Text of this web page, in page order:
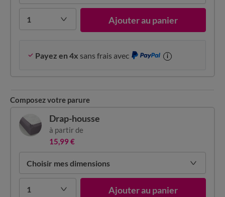
1 Ajouter au panier
Payez en 4x sans frais avec i
Composez votre parure
Choisir mes dimensions
1 Ajouter au panier
Drap-housse
à partir de
15,99 €